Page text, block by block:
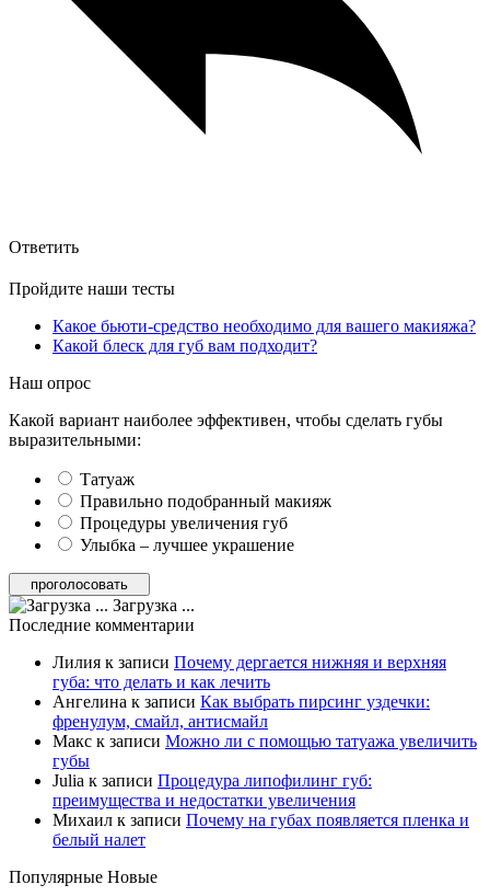
Ответить
Пройдите наши тесты
Какое бьюти-средство необходимо для вашего макияжа?
Какой блеск для губ вам подходит?
Наш опрос
Какой вариант наиболее эффективен, чтобы сделать губы
выразительными:
Татуаж
Правильно подобранный макияж
Процедуры увеличения губ
Улыбка – лучшее украшение
Загрузка ...
Последние комментарии
Лилия к записи Почему дергается нижняя и верхняя
губа: что делать и как лечить
Ангелина к записи Как выбрать пирсинг уздечки:
френулум, смайл, антисмайл
Макс к записи Можно ли с помощью татуажа увеличить
губы
Julia к записи Процедура липофилинг губ:
преимущества и недостатки увеличения
Михаил к записи Почему на губах появляется пленка и
белый налет
Популярные Новые